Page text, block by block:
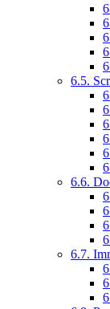
6.5.
6.6.
6.7.